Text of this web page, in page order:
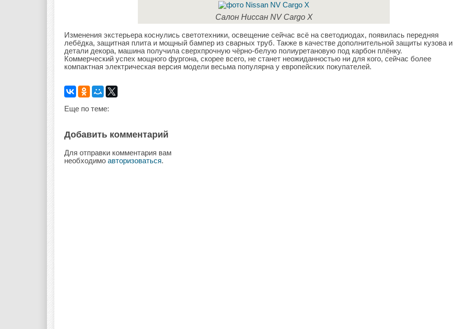
Салон Ниссан NV Cargo X
Изменения экстерьера коснулись светотехники, освещение сейчас всё на светодиодах, появилась передняя
лебёдка, защитная плита и мощный бампер из сварных труб. Также в качестве дополнительной защиты кузова и
детали декора, машина получила сверхпрочную чёрно-белую полиуретановую под карбон плёнку.
Коммерческий успех мощного фургона, скорее всего, не станет неожиданностью ни для кого, сейчас более
компактная электрическая версия модели весьма популярна у европейских покупателей.
Еще по теме:
Добавить комментарий
Для отправки комментария вам
необходимо авторизоваться.